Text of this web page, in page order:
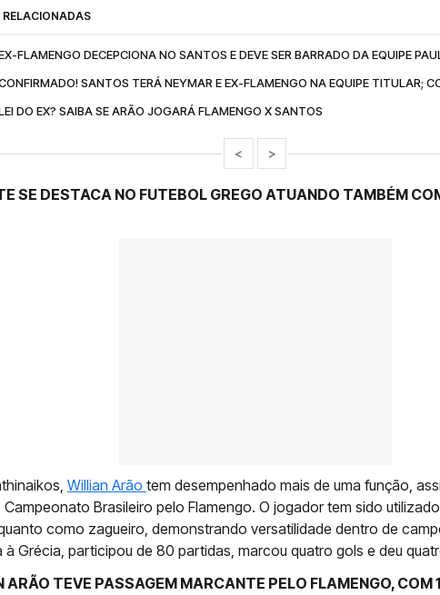
FLAMENGO DECEPCIONA NO SANTOS E DEVE SER BARRADO DA EQUIPE
SANTOS TERÁ NEYMAR E EX-FLAMENGO NA EQUIPE TITULAR;
DO EX? SAIBA SE ARÃO JOGARÁ FLAMENGO X SANTOS
< >
SE DESTACA NO FUTEBOL GREGO ATUANDO TAMBÉM
Willian Arão tem desempenhado mais de uma função,
Brasileiro pelo Flamengo. O jogador tem sido
como zagueiro, demonstrando versatilidade dentro de
à Grécia, participou de 80 partidas, marcou quatro gols e deu
ARÃO TEVE PASSAGEM MARCANTE PELO FLAMENGO, COM